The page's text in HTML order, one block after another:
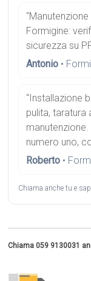
Formigine:
sicurezza su
Antonio •
“Installazione
pulita, taratura
numero uno,
Roberto •
Chiama anche tu e
Chiama 059 9130031